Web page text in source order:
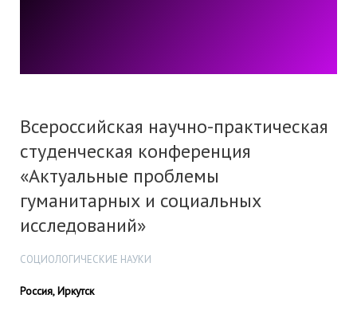
Всероссийская научно-практическая
студенческая конференция
«Актуальные проблемы
гуманитарных и социальных
исследований»
СОЦИОЛОГИЧЕСКИЕ НАУКИ
Россия, Иркутск